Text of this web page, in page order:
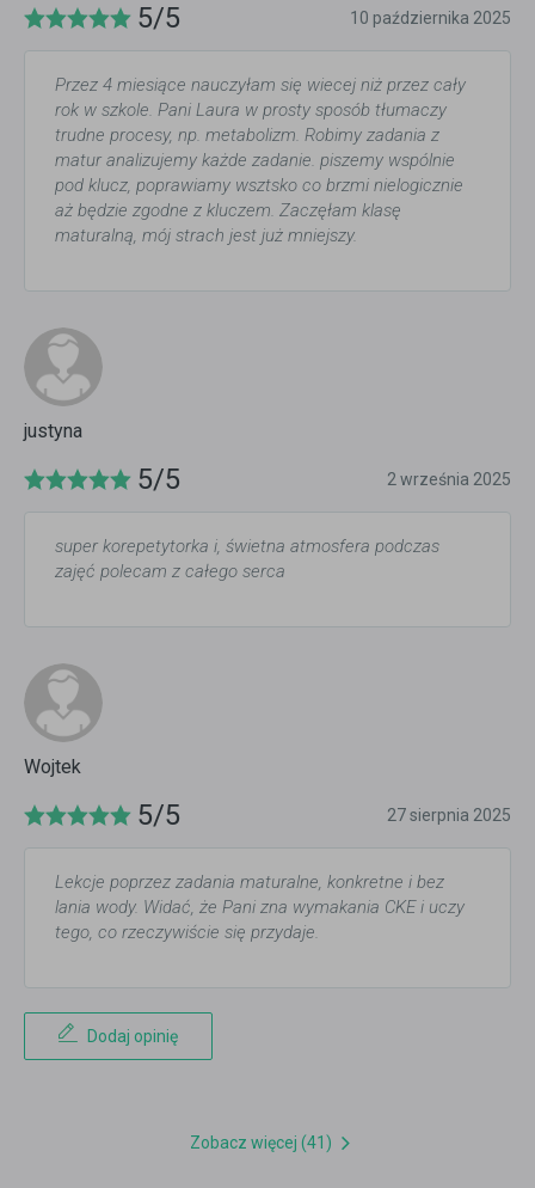
5/5 10 października 2025
Przez 4 miesiące nauczyłam się wiecej niż przez cały
rok w szkole. Pani Laura w prosty sposób tłumaczy
trudne procesy, np. metabolizm. Robimy zadania z
matur analizujemy każde zadanie. piszemy wspólnie
pod klucz, poprawiamy wsztsko co brzmi nielogicznie
aż będzie zgodne z kluczem. Zaczęłam klasę
maturalną, mój strach jest już mniejszy.
justyna
5/5 2 września 2025
super korepetytorka i, świetna atmosfera podczas
zajęć polecam z całego serca
Wojtek
5/5 27 sierpnia 2025
Lekcje poprzez zadania maturalne, konkretne i bez
lania wody. Widać, że Pani zna wymakania CKE i uczy
tego, co rzeczywiście się przydaje.
Dodaj opinię
Zobacz więcej (41)